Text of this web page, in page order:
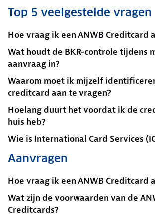
Top 5 veelgestelde vragen
Hoe vraag ik een ANWB Creditcard
Wat houdt de BKR-controle tijdens
aanvraag in?
Waarom moet ik mijzelf
creditcard aan te vragen?
Hoelang duurt het voordat ik de
huis heb?
Wie is International Card Services
Aanvragen
Hoe vraag ik een ANWB Creditcard
Wat zijn de voorwaarden van de
Creditcards?